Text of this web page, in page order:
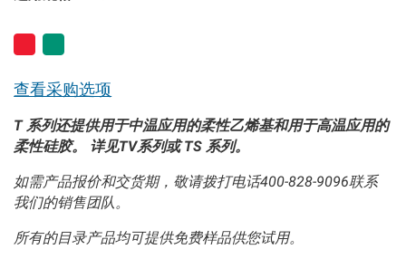
查看采购选项
T 系列还提供用于中温应用的柔性乙烯基和用于高温应用的
柔性硅胶。 详见TV系列或 TS 系列。
如需产品报价和交货期，敬请拨打电话400-828-9096联系
我们的销售团队。
所有的目录产品均可提供免费样品供您试用。